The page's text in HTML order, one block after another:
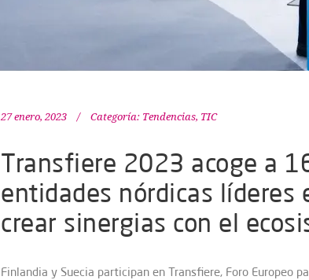
27 enero, 2023 Categoría: Tendencias, TIC
Transfiere 2023 acoge a
entidades nórdicas líderes
crear sinergias con el
Finlandia y Suecia participan en Transfiere, Foro Europeo